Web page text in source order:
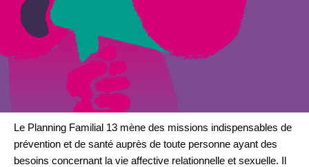
Le Planning Familial 13 mène des missions indispensables de
prévention et de santé auprès de toute personne ayant des
besoins concernant la vie affective relationnelle et sexuelle. Il